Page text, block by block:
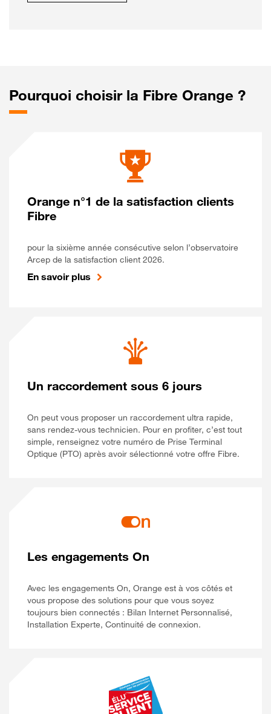
Pourquoi choisir la Fibre Orange ?
Orange n°1 de la satisfaction clients
Fibre
pour la sixième année consécutive selon l’observatoire
Arcep de la satisfaction client 2026.
En savoir plus
Un raccordement sous 6 jours
On peut vous proposer un raccordement ultra rapide,
sans rendez-vous technicien. Pour en profiter, c’est tout
simple, renseignez votre numéro de Prise Terminal
Optique (PTO) après avoir sélectionné votre offre Fibre.
Les engagements On
Avec les engagements On, Orange est à vos côtés et
vous propose des solutions pour que vous soyez
toujours bien connectés : Bilan Internet Personnalisé,
Installation Experte, Continuité de connexion.